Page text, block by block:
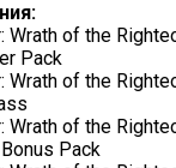
Wrath of the
Pack
Wrath of the
Wrath of the
Pack